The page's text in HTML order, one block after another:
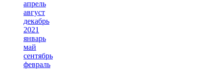
апрель
август
декабрь
2021
январь
май
сентябрь
февраль